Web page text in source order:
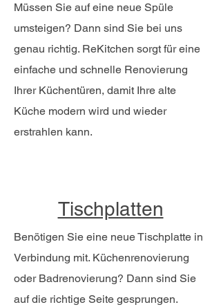
Müssen Sie auf eine neue Spüle
umsteigen? Dann sind Sie bei uns
genau richtig. ReKitchen sorgt für eine
einfache und schnelle Renovierung
Ihrer Küchentüren, damit Ihre alte
Küche modern wird und wieder
erstrahlen kann.
Tischplatten
Benötigen Sie eine neue Tischplatte in
Verbindung mit. Küchenrenovierung
oder Badrenovierung? Dann sind Sie
auf die richtige Seite gesprungen.